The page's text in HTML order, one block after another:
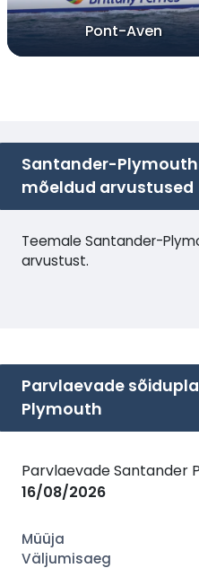
Pont-Aven
Santander-
mõeldud arvustused
Teemale Santander-
arvustust.
Parvlaevade
Plymouth
Parvlaevade Santander
16/08/2026